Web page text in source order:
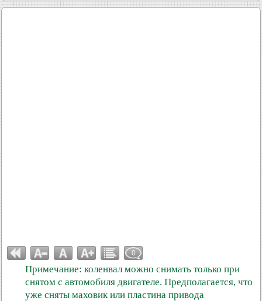
0
Примечание: коленвал можно снимать только при
снятом с автомобиля двигателе. Предполагается, что
уже сняты маховик или пластина привода